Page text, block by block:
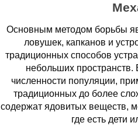
Основным методом борьбы
ловушек, капканов и
традиционных способов
небольших
численности популяции,
традиционных до более
содержат ядовитых веществ,
где есть дети